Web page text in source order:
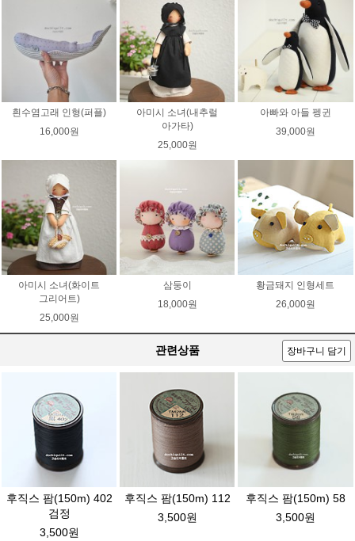
흰수염고래 인형(퍼플)
16,000원
아미시 소녀(내추럴
아가타)
25,000원
아빠와 아들 펭귄
39,000원
아미시 소녀(화이트
그리어트)
25,000원
삼둥이
18,000원
황금돼지 인형세트
26,000원
관련상품 장바구니 담기
후직스 팜(150m) 402
검정
3,500원
후직스 팜(150m) 112
3,500원
후직스 팜(150m) 58
3,500원